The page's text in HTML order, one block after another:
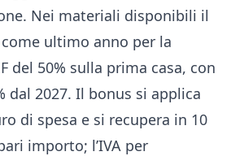
Nei materiali disponibili il
ultimo anno per la
del 50% sulla prima casa, con
dal 2027. Il bonus si applica
di spesa e si recupera in 10
importo; l’IVA per